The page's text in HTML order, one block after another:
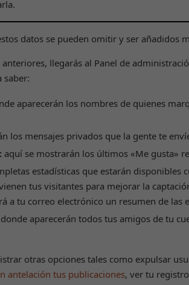
datos se pueden omitir y ser añadidos
llegarás al Panel de
saber:
aparecerán los nombres de quienes
los mensajes privados que la gente te
aquí se mostrarán los últimos «Me gusta»
estadísticas que estarán disponibles
tus visitantes para mejorar la
a tu correo electrónico un resumen de las
aparecerán todos tus amigos de tu
otras opciones tales como expulsar
antelación tus publicaciones, ver tu